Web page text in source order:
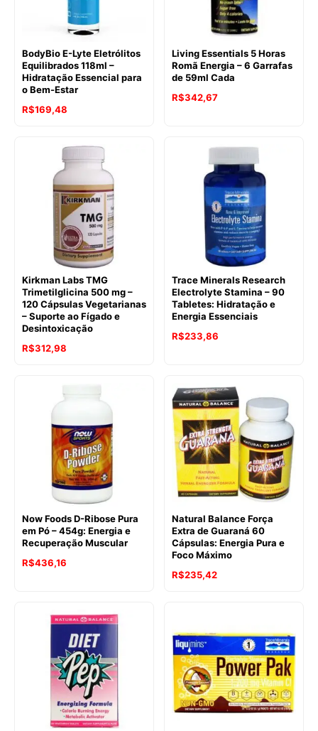
BodyBio E-Lyte Eletrólitos
Equilibrados 118ml –
Hidratação Essencial para
o Bem-Estar
R$169,48
Living Essentials 5 Horas
Romã Energia – 6 Garrafas
de 59ml Cada
R$342,67
Kirkman Labs TMG
Trimetilglicina 500 mg –
120 Cápsulas Vegetarianas
– Suporte ao Fígado e
Desintoxicação
R$312,98
Trace Minerals Research
Electrolyte Stamina – 90
Tabletes: Hidratação e
Energia Essenciais
R$233,86
Now Foods D-Ribose Pura
em Pó – 454g: Energia e
Recuperação Muscular
R$436,16
Natural Balance Força
Extra de Guaraná 60
Cápsulas: Energia Pura e
Foco Máximo
R$235,42